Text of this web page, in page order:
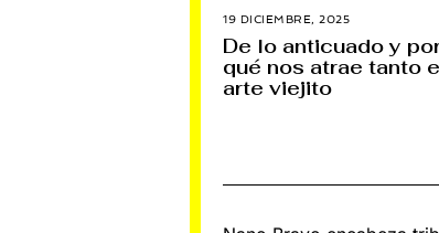
19 DICIEMBRE, 2025
D
I
,
De lo anticuado y
qué nos atrae tanto
arte viejito